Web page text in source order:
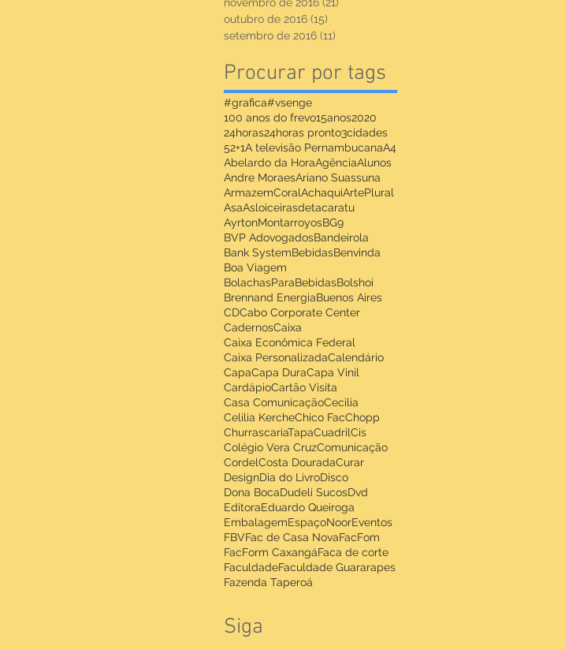
novembro de 2016 (21)
outubro de 2016 (15)
setembro de 2016 (11)
Procurar por tags
#grafica#vsenge
100 anos do frevo15anos2020
24horas24horas pronto3cidades
52+1A televisão PernambucanaA4
Abelardo da HoraAgênciaAlunos
Andre MoraesAriano Suassuna
ArmazemCoralAchaquiArtePlural
AsaAsloiceirasdetacaratu
AyrtonMontarroyosBG9
BVP AdovogadosBandeirola
Bank SystemBebidasBenvinda
Boa Viagem
BolachasParaBebidasBolshoi
Brennand EnergiaBuenos Aires
CDCabo Corporate Center
CadernosCaixa
Caixa Econômica Federal
Caixa PersonalizadaCalendário
CapaCapa DuraCapa Vinil
CardápioCartão Visita
Casa ComunicaçãoCecilia
Celilia KercheChico FacChopp
ChurrascariaTapaCuadrilCis
Colégio Vera CruzComunicação
CordelCosta DouradaCurar
DesignDia do LivroDisco
Dona BocaDudeli SucosDvd
EditoraEduardo Queiroga
EmbalagemEspaçoNoorEventos
FBVFac de Casa NovaFacFom
FacForm CaxangáFaca de corte
FaculdadeFaculdade Guararapes
Fazenda Taperoá
Siga